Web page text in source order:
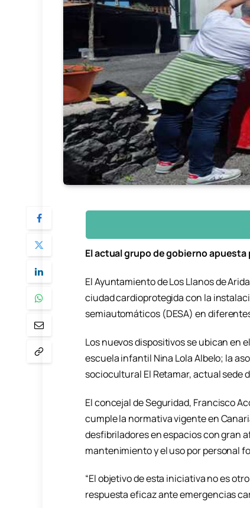
El actual grupo de gobierno
El Ayuntamiento de Los Llanos de
ciudad cardioprotegida con la
semiautomáticos (DESA) en
Los nuevos dispositivos se ubican en
escuela infantil Nina Lola Albelo; la
sociocultural El Retamar, actual sede
El concejal de Seguridad, Francisco
cumple la normativa vigente en
desfibriladores en espacios con gran
mantenimiento y el uso por personal
“El objetivo de esta iniciativa no es
respuesta eficaz ante emergencias